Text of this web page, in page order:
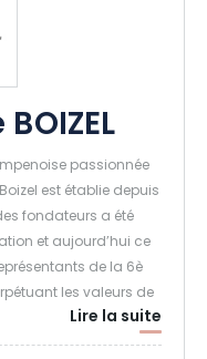
passionnée
est établie depuis
fondateurs a été
et aujourd’hui ce
de la 6è
les valeurs de
terroir champenois
Lire la suite